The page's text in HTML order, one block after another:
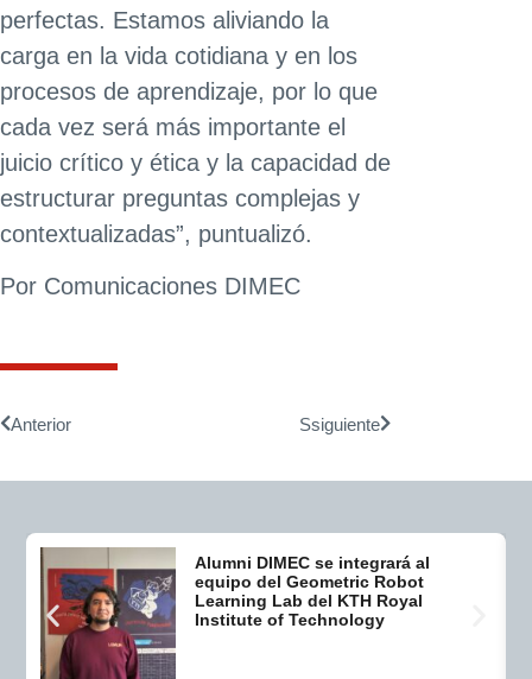
perfectas. Estamos aliviando la
carga en la vida cotidiana y en los
procesos de aprendizaje, por lo que
cada vez será más importante el
juicio crítico y ética y la capacidad de
estructurar preguntas complejas y
contextualizadas”, puntualizó.
Por Comunicaciones DIMEC
Anterior Ssiguiente
Alumni DIMEC se integrará al
equipo del Geometric Robot
Learning Lab del KTH Royal
Institute of Technology